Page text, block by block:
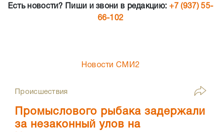
Есть новости? Пиши и звони в редакцию: +7 (937) 55-
66-102
Новости СМИ2
Происшествия
Промыслового рыбака задержали
за незаконный улов на